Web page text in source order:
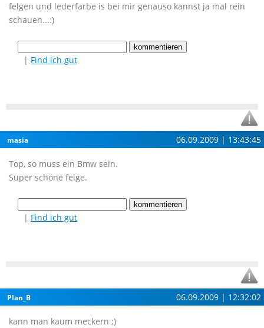
felgen und lederfarbe is bei mir genauso kannst ja mal rein
schauen...:)
| Find ich gut
masia 06.09.2009 | 13:43:45
Top, so muss ein Bmw sein.
Super schöne felge.
| Find ich gut
Plan_B 06.09.2009 | 12:32:02
kann man kaum meckern ;)